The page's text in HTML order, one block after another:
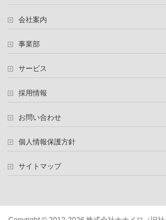
会社案内
事業部
サービス
採用情報
お問い合わせ
個人情報保護方針
サイトマップ